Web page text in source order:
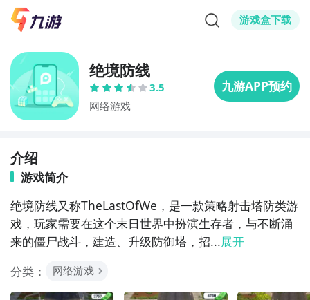
游戏盒下载
绝境防线
3.5
网络游戏
介绍
游戏简介
绝境防线又称TheLastOfWe，是一款策略射击塔防类游
戏，玩家需要在这个末日世界中扮演生存者，与不断涌
来的僵尸战斗，建造、升级防御塔，招...展开
分类：
网络游戏